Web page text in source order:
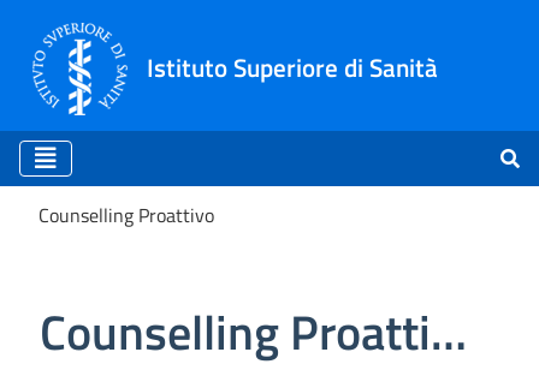
Istituto Superiore di Sanità
Counselling Proattivo
Counselling Proattivo